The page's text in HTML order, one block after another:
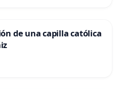
de una capilla católica